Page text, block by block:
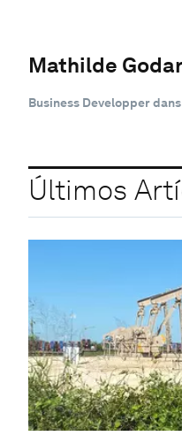
Mathilde
Business Developper
Últimos